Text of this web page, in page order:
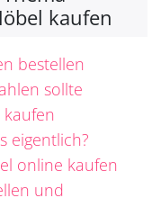
kaufen
bestellen
sollte
eigentlich?
online kaufen
und